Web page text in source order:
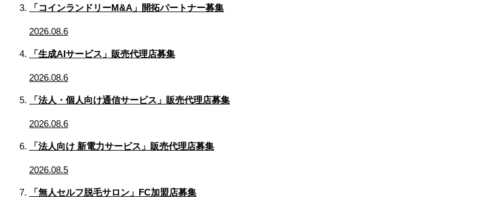
「コインランドリーM&A」開拓パートナー募集
2026.08.6
「生成AIサービス」販売代理店募集
2026.08.6
「法人・個人向け通信サービス」販売代理店募集
2026.08.6
「法人向け 新電力サービス」販売代理店募集
2026.08.5
「無人セルフ脱毛サロン」FC加盟店募集